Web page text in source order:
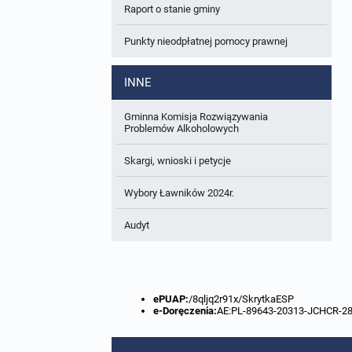
W trakcie opracowania
Zbiory danych przestrzennych
Analizy zmian w zagospodarowaniu
Raport o stanie gminy
Punkty nieodpłatnej pomocy prawnej
INNE
Gminna Komisja Rozwiązywania
Problemów Alkoholowych
Skargi, wnioski i petycje
Wybory Ławników 2024r.
Audyt
ePUAP:/8qljq2r91x/SkrytkaESP
e-Doręczenia:AE:PL-89643-20313-JCHCR-28